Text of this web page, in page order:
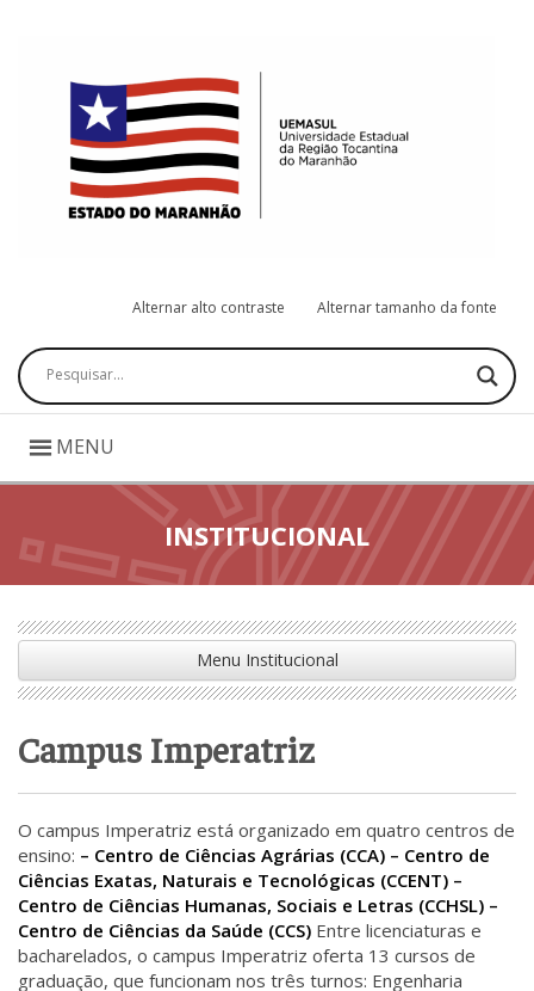
Alternar alto contraste Alternar tamanho da fonte
Pesquisar
MENU
INSTITUCIONAL
Menu Institucional
Campus Imperatriz
O campus Imperatriz está organizado em quatro centros de
ensino: – Centro de Ciências Agrárias (CCA) – Centro de
Ciências Exatas, Naturais e Tecnológicas (CCENT) –
Centro de Ciências Humanas, Sociais e Letras (CCHSL) –
Centro de Ciências da Saúde (CCS) Entre licenciaturas e
bacharelados, o campus Imperatriz oferta 13 cursos de
graduação, que funcionam nos três turnos: Engenharia